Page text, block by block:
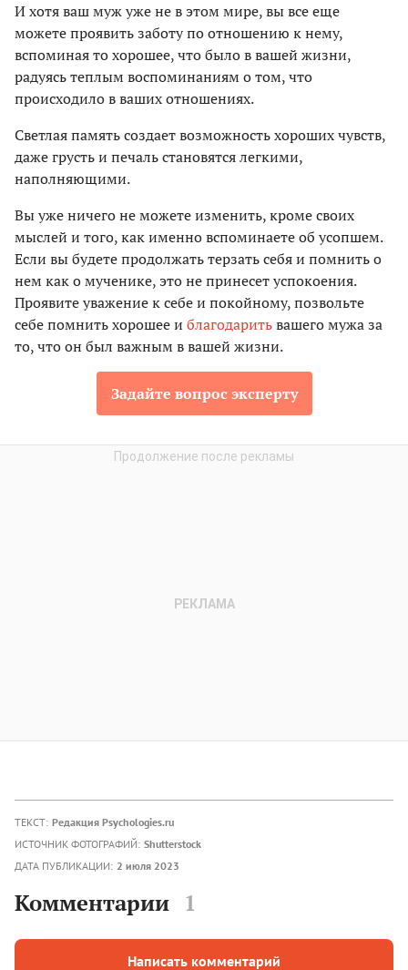
И хотя ваш муж уже не в этом мире, вы все еще
можете проявить заботу по отношению к нему,
вспоминая то хорошее, что было в вашей жизни,
радуясь теплым воспоминаниям о том, что
происходило в ваших отношениях.
Светлая память создает возможность хороших чувств,
даже грусть и печаль становятся легкими,
наполняющими.
Вы уже ничего не можете изменить, кроме своих
мыслей и того, как именно вспоминаете об усопшем.
Если вы будете продолжать терзать себя и помнить о
нем как о мученике, это не принесет успокоения.
Проявите уважение к себе и покойному, позвольте
себе помнить хорошее и благодаритьвашего мужа за
то, что он был важным в вашей жизни.
Задайте вопрос эксперту
ТЕКСТ: Редакция Psychologies.ru
ИСТОЧНИК ФОТОГРАФИЙ: Shutterstock
ДАТА ПУБЛИКАЦИИ: 2 июля 2023
Комментарии 1
Написать комментарий